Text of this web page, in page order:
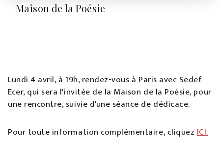
Maison de la Poésie
Lundi 4 avril, à 19h, rendez-vous à Paris avec Sedef
Ecer, qui sera l'invitée de la Maison de la Poésie, pour
une rencontre, suivie d'une séance de dédicace.
Pour toute information complémentaire, cliquezICI.